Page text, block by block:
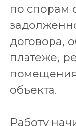
по спорам
договора,
платеже,
объекта.
Работу